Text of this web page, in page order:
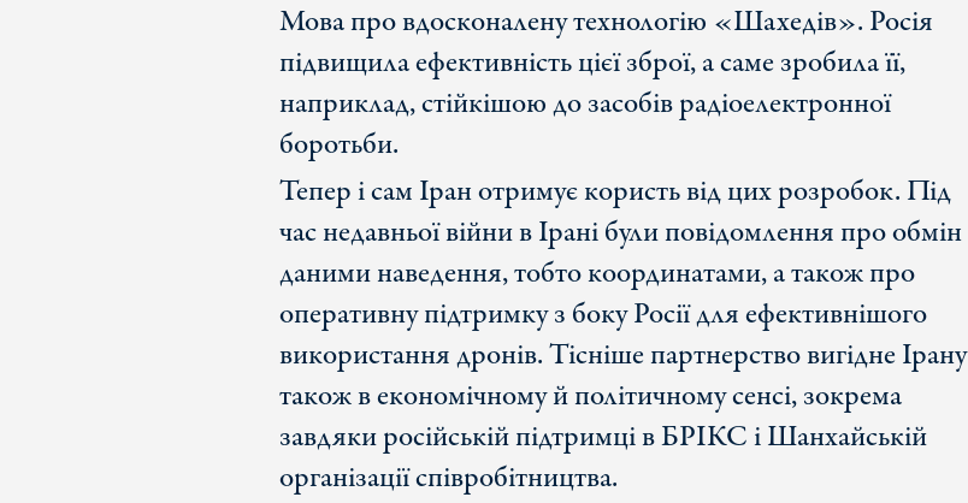
Мова про вдосконалену технологію «Шахедів». Росія
підвищила ефективність цієї зброї, а саме зробила її,
наприклад, стійкішою до засобів радіоелектронної
боротьби.
Тепер і сам Іран отримує користь від цих розробок. Під
час недавньої війни в Ірані були повідомлення про обмін
даними наведення, тобто координатами, а також про
оперативну підтримку з боку Росії для ефективнішого
використання дронів. Тісніше партнерство вигідне Ірану
також в економічному й політичному сенсі, зокрема
завдяки російській підтримці в БРІКС і Шанхайській
організації співробітництва.